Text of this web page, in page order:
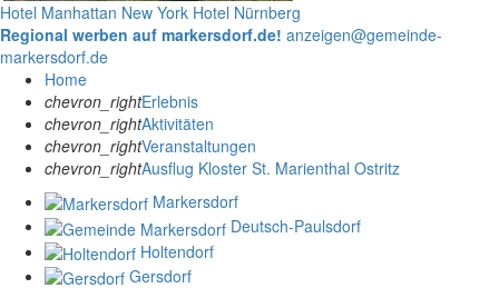
Hotel Manhattan New York Hotel Nürnberg
Regional werben auf markersdorf.de! anzeigen@gemeinde-
markersdorf.de
Home
chevron_rightErlebnis
chevron_rightAktivitäten
chevron_rightVeranstaltungen
chevron_rightAusflug Kloster St. Marienthal Ostritz
Markersdorf
Deutsch-Paulsdorf
Holtendorf
Gersdorf